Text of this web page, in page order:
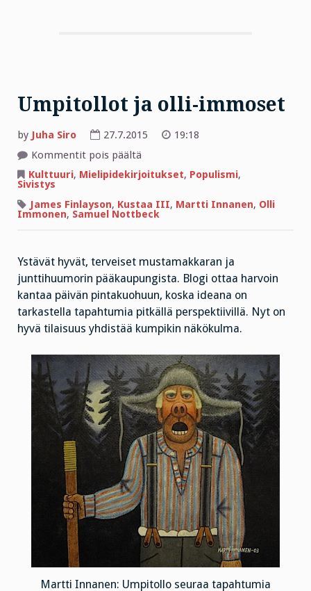
Umpitollot ja olli-immoset
by Juha Siro 27.7.2015
19:18
Kommentit pois päältä
ja
Kulttuuri, Mielipidekirjoitukset, Populismi,
Sivistys
James Finlayson, Kustaa III, Martti Innanen, Olli
Immonen, Samuel Nottbeck
Ystävät hyvät, terveiset mustamakkaran ja
junttihuumorin pääkaupungista. Blogi ottaa harvoin
kantaa päivän pintakuohuun, koska ideana on
tarkastella tapahtumia pitkällä perspektiivillä. Nyt on
hyvä tilaisuus yhdistää kumpikin näkökulma.
Martti Innanen: Umpitollo seuraa tapahtumia